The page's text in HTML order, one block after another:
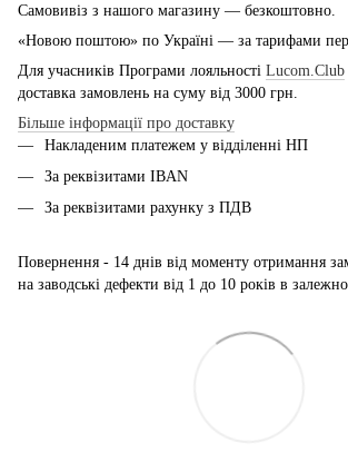
Самовивіз з нашого магазину — безкоштовно.
«Новою поштою» по Україні — за тарифами
Для учасників Програми лояльності Lucom.Club
доставка замовлень на суму від 3000 грн.
Більше інформації про доставку
Накладеним платежем у відділенні НП
За реквізитами IBAN
За реквізитами рахунку з ПДВ
Повернення - 14 днів від моменту отримання
на заводські дефекти від 1 до 10 років в